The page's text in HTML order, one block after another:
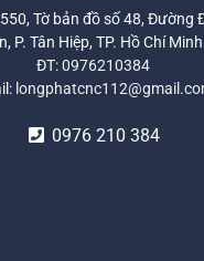
Tờ bản đồ số 48, Đường
P. Tân Hiệp, TP. Hồ Chí Minh
ĐT:0976210384
0976 210 384